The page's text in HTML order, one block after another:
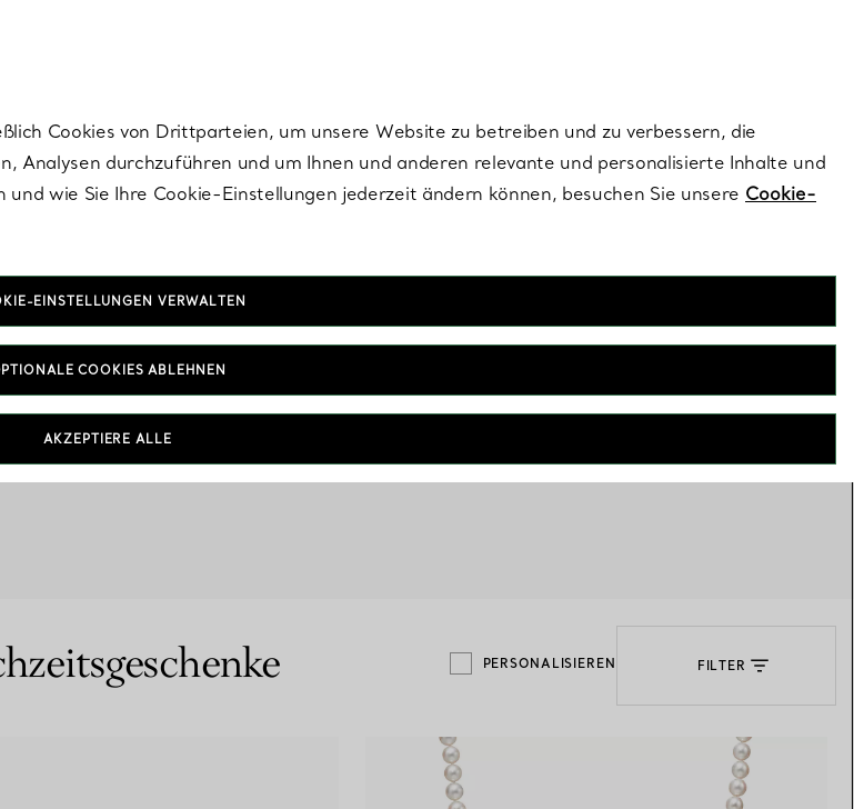
Hochzeitsgeschenke
Mit einem Hauch von Tiffany Blue® wird das Jawort zu einem wahrhaft
unvergesslichen Moment. Entdecken Sie unsere exklusiven Hochzeitsgeschenke und
PERSONALISIEREN FILTER
Cookies von Drittparteien, um unsere Website zu betreiben und zu verbessern, die
Analysen durchzuführen und um Ihnen und anderen relevante und personalisierte Inhalte und
wie Sie Ihre Cookie-Einstellungen jederzeit ändern können, besuchen Sie unsere Cookie-
EINSTELLUNGEN VERWALTEN
COOKIES ABLEHNEN
AKZEPTIERE ALLE